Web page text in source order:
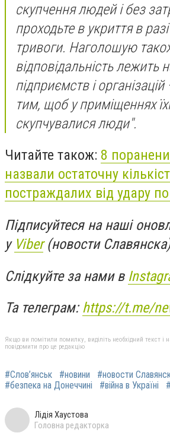
скупчення людей і без
проходьте в укриття в
тривоги. Наголошую
відповідальність лежить
підприємств і
тим, щоб у приміщеннях
скупчувалися люди".
Читайте також: 8
назвали остаточну
постраждалих від удару
Підписуйтеся на наші
у Viber(новости
Слідкуйте за нами в
Та телеграм:https://t.me/
Якщо ви помітили помилку, виділіть необхідний текст і
повідомити про це редакцію
#Слов’янськ #новини #новости
#безпека на Донеччині
#війна в Україні
Лідія Хаустова
Головна редакторка